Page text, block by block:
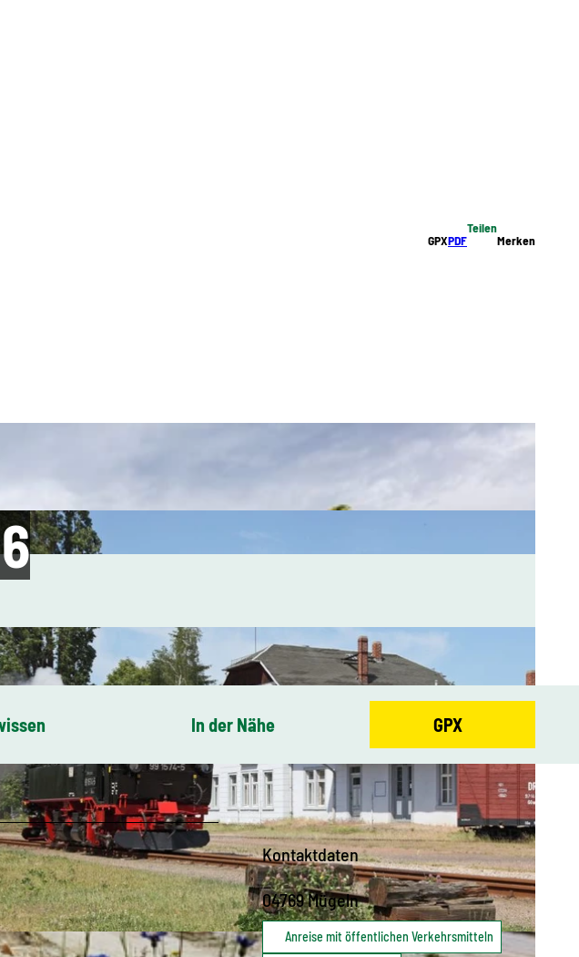
GPXPDF
Teilen
Merken
LEIPZIG REGION
In der Nähe GPX
Kontaktdaten
04769Mügeln
Anreise mit öffentlichen Verkehrsmitteln